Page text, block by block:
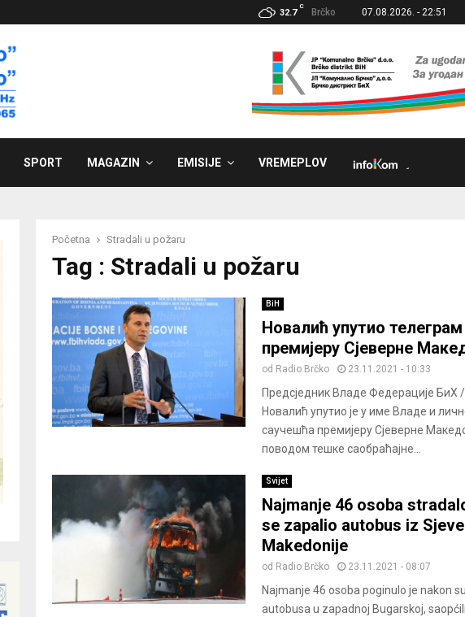
32.7
C
Brčko 07.08.2026. - 22:51
SPORT MAGAZIN EMISIJE VREMEPLOV
Početna Stradali u požaru
Tag : Stradali u požaru
BiH
Новалић упутио
премијеру Сјеверне
od Radio Brčko 23.11.2021 - 10:33
Предсједник Владе Федерације
Новалић упутио је у име Владе и
саучешћа премијеру Сјеверне
поводом тешке саобраћајне...
Svijet
Najmanje 46 osoba
se zapalio autobus iz
Makedonije
od Radio Brčko 23.11.2021 - 08:07
Najmanje 46 osoba poginulo je nakon
autobusa u zapadnoj Bugarskoj,